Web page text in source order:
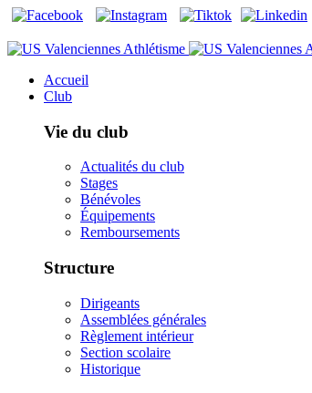
Accueil
Club
Vie du club
Actualités du club
Stages
Bénévoles
Équipements
Remboursements
Structure
Dirigeants
Assemblées générales
Règlement intérieur
Section scolaire
Historique